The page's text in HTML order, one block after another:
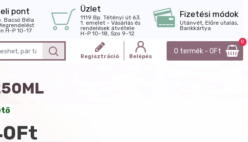
pont
Bacsó Béla
H-P 10-17
Üzlet
1119 Bp. Tétényi út 63.
1. emelet - Vásárlás és
rendelések átvétele
H-P 10-18, Szo 9-12
Fizetési módok
Utánvét, Előre utalás,
Bankkártya
Regisztráció Belépés
0 termék - 0Ft
0